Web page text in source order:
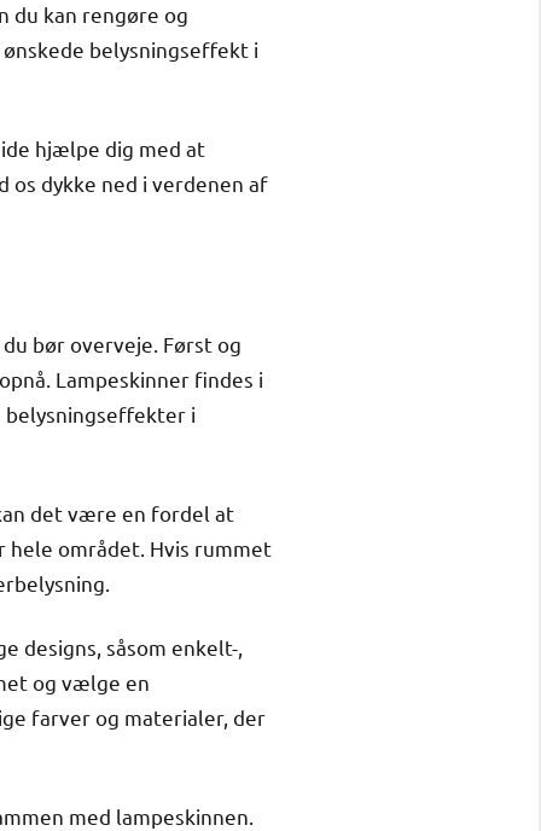
du kan rengøre og
belysningseffekt i
hjælpe dig med at
os dykke ned i verdenen af
bør overveje. Først og
Lampeskinner findes i
i
det være en fordel at
området. Hvis rummet
designs, såsom enkelt-,
og vælge en
farver og materialer, der
med lampeskinnen.